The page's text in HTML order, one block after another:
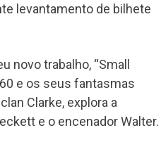
levantamento de bilhete
novo trabalho, “Small
e os seus fantasmas
Clarke, explora a
e o encenador Walter.